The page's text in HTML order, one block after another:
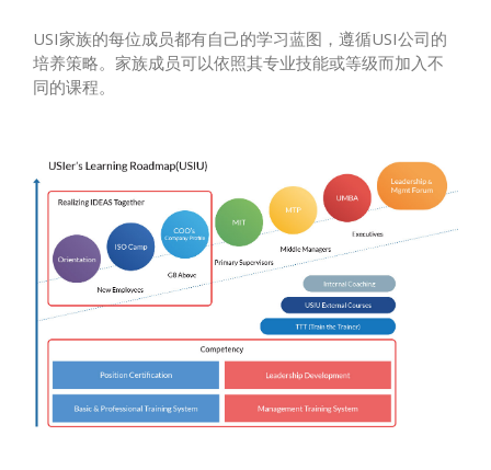
USI家族的每位成员都有自己的学习蓝图，遵循USI公司的
培养策​​略。家族成员可以依照其专业技能或等级而加入不
同的课程。